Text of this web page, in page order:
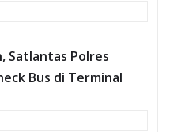
Satlantas Polres
Bus di Terminal